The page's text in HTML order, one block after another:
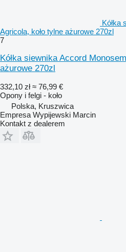
Kółka
Agricola, koło tylne ażurowe 270zl
7
Kółka siewnika Accord
ażurowe 270zl
332,10 zł ≈ 76,99 €
Opony i felgi - koło
Polska, Kruszwica
Empresa Wypijewski Marcin
Kontakt z dealerem